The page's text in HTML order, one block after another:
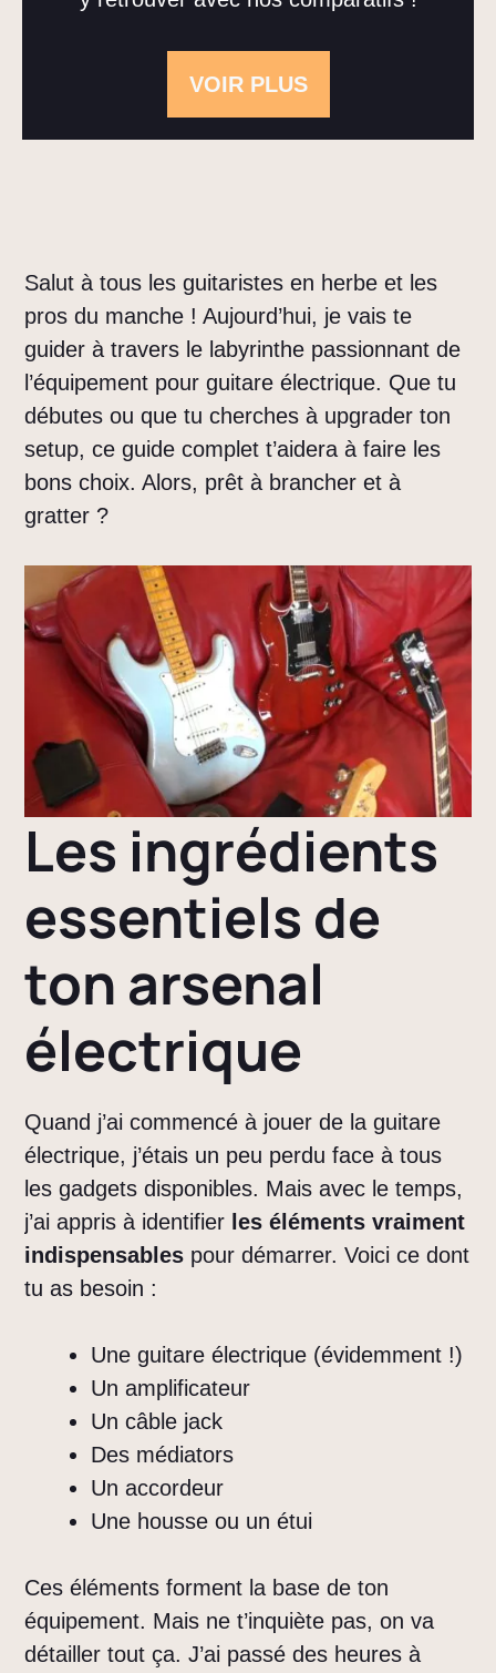
VOIR PLUS
Salut à tous les guitaristes en herbe et les
pros du manche ! Aujourd’hui, je vais te
guider à travers le labyrinthe passionnant de
l’équipement pour guitare électrique. Que tu
débutes ou que tu cherches à upgrader ton
setup, ce guide complet t’aidera à faire les
bons choix. Alors, prêt à brancher et à
gratter ?
Les ingrédients
essentiels de
ton arsenal
électrique
Quand j’ai commencé à jouer de la guitare
électrique, j’étais un peu perdu face à tous
les gadgets disponibles. Mais avec le temps,
j’ai appris à identifier les éléments vraiment
indispensables pour démarrer. Voici ce dont
tu as besoin :
Une guitare électrique (évidemment !)
Un amplificateur
Un câble jack
Des médiators
Un accordeur
Une housse ou un étui
Ces éléments forment la base de ton
équipement. Mais ne t’inquiète pas, on va
détailler tout ça. J’ai passé des heures à